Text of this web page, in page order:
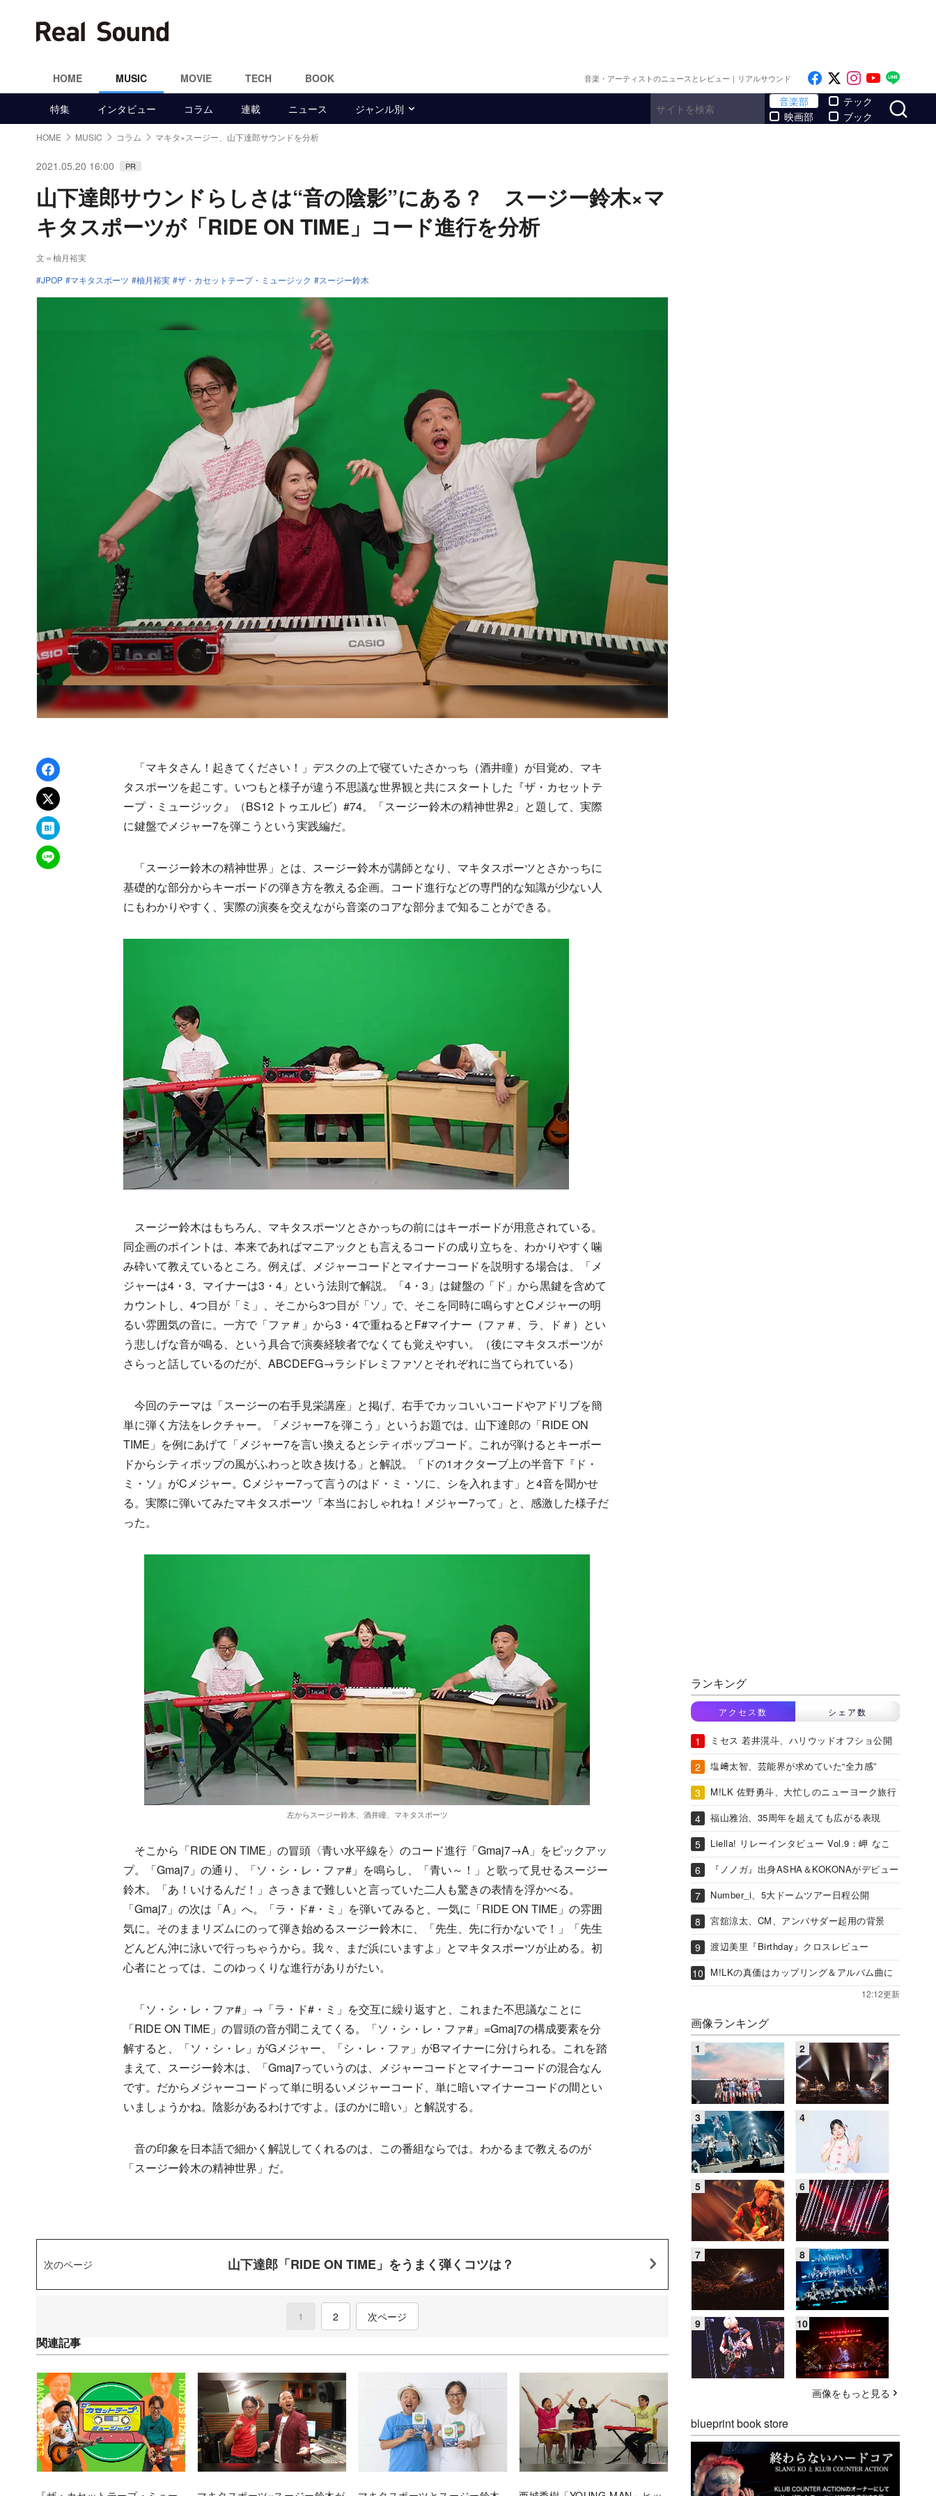
HOME MUSIC MOVIE TECH BOOK 音楽・アーティストのニュースとレビュー｜リアルサウンド Like on Facebook
Follow on x
Follow on
Follow
特集 インタビュー コラム 連載 ニュース ジャンル別
音楽部
映画部
テック
ブック
HOME MUSIC コラム マキタ×スージー、山下達郎サウンドを分析
2021.05.20 16:00 PR
山下達郎サウンドらしさは“音の陰影”にある？ スージー鈴木×マ
キタスポーツが「RIDE ON TIME」コード進行を分析
文＝柚月裕実
JPOP
マキタスポーツ 柚月裕実 ザ・カセットテープ・ミュージック スージー鈴木
Facebookでシェア
xでポスト
はてなブックマーク
LINEで送る
「マキタさん！起きてください！」デスクの上で寝ていたさかっち（酒井瞳）が目覚め、マキ
タスポーツを起こす。いつもと様子が違う不思議な世界観と共にスタートした『ザ・カセットテ
ープ・ミュージック』（BS12 トゥエルビ）#74。「スージー鈴木の精神世界2」と題して、実際
に鍵盤でメジャー7を弾こうという実践編だ。
「スージー鈴木の精神世界」とは、スージー鈴木が講師となり、マキタスポーツとさかっちに
基礎的な部分からキーボードの弾き方を教える企画。コード進行などの専門的な知識が少ない人
にもわかりやすく、実際の演奏を交えながら音楽のコアな部分まで知ることができる。
スージー鈴木はもちろん、マキタスポーツとさかっちの前にはキーボードが用意されている。
同企画のポイントは、本来であればマニアックとも言えるコードの成り立ちを、わかりやすく噛
み砕いて教えているところ。例えば、メジャーコードとマイナーコードを説明する場合は、「メ
ジャーは4・3、マイナーは3・4」という法則で解説。「4・3」は鍵盤の「ド」から黒鍵を含めて
カウントし、4つ目が「ミ」、そこから3つ目が「ソ」で、そこを同時に鳴らすとCメジャーの明
るい雰囲気の音に。一方で「ファ＃」から3・4で重ねるとF#マイナー（ファ＃、ラ、ド＃）とい
う悲しげな音が鳴る、という具合で演奏経験者でなくても覚えやすい。（後にマキタスポーツが
さらっと話しているのだが、ABCDEFG→ラシドレミファソとそれぞれに当てられている）
今回のテーマは「スージーの右手見栄講座」と掲げ、右手でカッコいいコードやアドリブを簡
単に弾く方法をレクチャー。「メジャー7を弾こう」というお題では、山下達郎の「RIDE ON
TIME」を例にあげて「メジャー7を言い換えるとシティポップコード。これが弾けるとキーボー
ドからシティポップの風がふわっと吹き抜ける」と解説。「ドの1オクターブ上の半音下『ド・
ミ・ソ』がCメジャー。Cメジャー7って言うのはド・ミ・ソに、シを入れます」と4音を聞かせ
る。実際に弾いてみたマキタスポーツ「本当におしゃれね！メジャー7って」と、感激した様子だ
った。
左からスージー鈴木、酒井瞳、マキタスポーツ
そこから「RIDE ON TIME」の冒頭〈青い水平線を〉のコード進行「Gmaj7→A」をピックアッ
プ。「Gmaj7」の通り、「ソ・シ・レ・ファ#」を鳴らし、「青い～！」と歌って見せるスージー
鈴木。「あ！いけるんだ！」さっきまで難しいと言っていた二人も驚きの表情を浮かべる。
「Gmaj7」の次は「A」へ。「ラ・ド#・ミ」を弾いてみると、一気に「RIDE ON TIME」の雰囲
気に。そのままリズムにのって弾き始めるスージー鈴木に、「先生、先に行かないで！」「先生
どんどん沖に泳いで行っちゃうから。我々、まだ浜にいますよ」とマキタスポーツが止める。初
心者にとっては、このゆっくりな進行がありがたい。
「ソ・シ・レ・ファ#」→「ラ・ド#・ミ」を交互に繰り返すと、これまた不思議なことに
「RIDE ON TIME」の冒頭の音が聞こえてくる。「ソ・シ・レ・ファ#」=Gmaj7の構成要素を分
解すると、「ソ・シ・レ」がGメジャー、「シ・レ・ファ」がBマイナーに分けられる。これを踏
まえて、スージー鈴木は、「Gmaj7っていうのは、メジャーコードとマイナーコードの混合なん
です。だからメジャーコードって単に明るいメジャーコード、単に暗いマイナーコードの間とい
いましょうかね。陰影があるわけですよ。ほのかに暗い」と解説する。
音の印象を日本語で細かく解説してくれるのは、この番組ならでは。わかるまで教えるのが
「スージー鈴木の精神世界」だ。
次のページ 山下達郎「RIDE ON TIME」をうまく弾くコツは？
1 (current)
2 次ページ
関連記事
ランキング
アクセス数 シェア数
ミセス 若井滉斗、ハリウッドオフショ公開
塩﨑太智、芸能界が求めていた“全力感”
M!LK 佐野勇斗、大忙しのニューヨーク旅行
福山雅治、35周年を超えても広がる表現
Liella! リレーインタビュー Vol.9：岬 なこ
『ノノガ』出身ASHA＆KOKONAがデビュー
Number_i、5大ドームツアー日程公開
宮舘涼太、CM、アンバサダー起用の背景
渡辺美里『Birthday』クロスレビュー
M!LKの真価はカップリング＆アルバム曲に
12:12更新
画像ランキング
画像をもっと見る
blueprint book store